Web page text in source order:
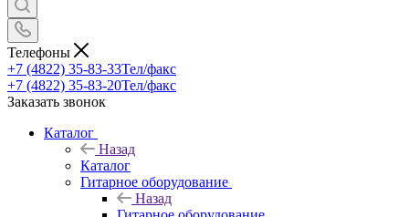
Телефоны
+7 (4822) 35-83-33Тел/факс
+7 (4822) 35-83-20Тел/факс
Заказать звонок
Каталог
Назад
Каталог
Гитарное оборудование
Назад